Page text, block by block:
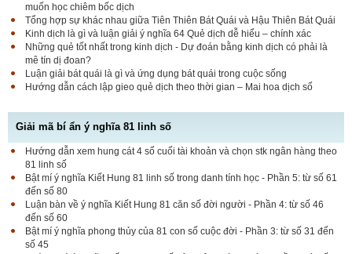
muốn học chiêm bốc dịch
Tổng hợp sự khác nhau giữa Tiên Thiên Bát Quái và Hậu Thiên Bát Quái
Kinh dịch là gì và luận giải ý nghĩa 64 Quẻ dịch dễ hiểu – chính xác
Những quẻ tốt nhất trong kinh dịch - Dự đoán bằng kinh dịch có phải là
mê tín dị đoan?
Luận giải bát quái là gì và ứng dụng bát quái trong cuộc sống
Hướng dẫn cách lập gieo quẻ dịch theo thời gian – Mai hoa dịch số
Giải mã bí ẩn ý nghĩa 81 linh số
Hướng dẫn xem hung cát 4 số cuối tài khoản và chọn stk ngân hàng theo
81 linh số
Bật mí ý nghĩa Kiết Hung 81 linh số trong danh tính học - Phần 5: từ số 61
đến số 80
Luận bàn về ý nghĩa Kiết Hung 81 căn số đời người - Phần 4: từ số 46
đến số 60
Bật mí ý nghĩa phong thủy của 81 con số cuộc đời - Phần 3: từ số 31 đến
số 45